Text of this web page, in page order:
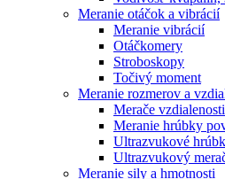
Meranie otáčok a vibrácií
Meranie vibrácií
Otáčkomery
Stroboskopy
Točivý moment
Meranie rozmerov a
Merače
Meranie hrúbky
Ultrazvukové
Ultrazvukový
Meranie sily a hmotnosti